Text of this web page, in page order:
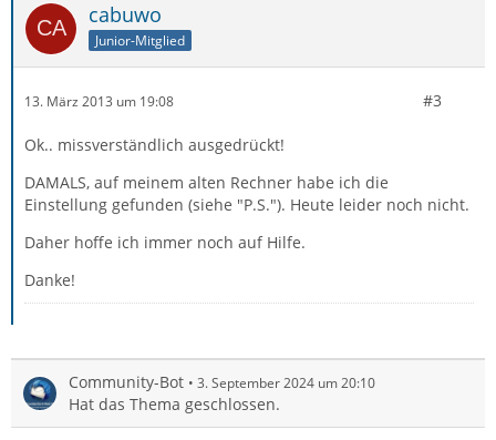
cabuwo
Junior-Mitglied
13. März 2013 um 19:08 #3
Ok.. missverständlich ausgedrückt!
DAMALS, auf meinem alten Rechner habe ich die
Einstellung gefunden (siehe "P.S."). Heute leider noch nicht.
Daher hoffe ich immer noch auf Hilfe.
Danke!
Community-Bot 3. September 2024 um 20:10
Hat das Thema geschlossen.